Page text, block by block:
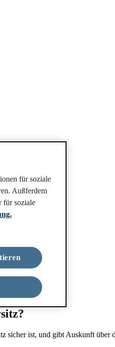
sicher ist, und gibt Auskunft über
für soziale
Außferdem
für soziale